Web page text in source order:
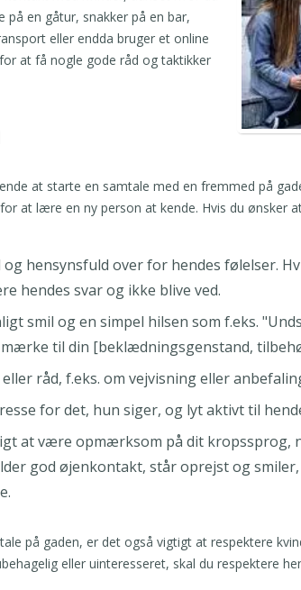
på en gåtur, snakker på en bar,
eller endda bruger et online
at få nogle gode råd og taktikker
at starte en samtale med en fremmed på
at lære en ny person at kende. Hvis du ønsker
hensynsfuld over for hendes følelser.
hendes svar og ikke blive ved.
smil og en simpel hilsen som f.eks.
til din [beklædningsgenstand,
råd, f.eks. om vejvisning eller
for det, hun siger, og lyt aktivt til
at være opmærksom på dit kropssprog,
god øjenkontakt, står oprejst og
på gaden, er det også vigtigt at respektere
eller uinteresseret, skal du respektere